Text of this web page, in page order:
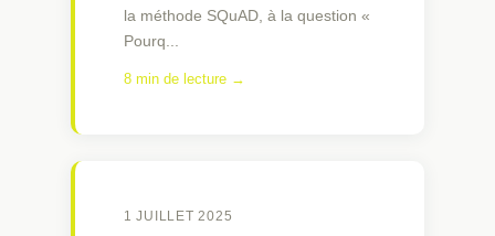
la méthode SQuAD, à la question «
Pourq...
8 min de lecture →
1 JUILLET 2025